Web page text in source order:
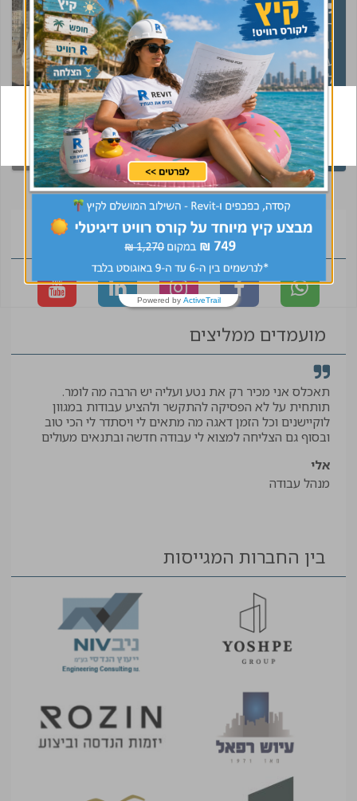
הגעתי אליכם בטעות
ונשארתי בכוונה תודה
על התאמה נהדרת
לתפקיד ומסירות ורצון
לעזור עם יחס אישי,
אלופים!
עינבראש צוות תכנון
קיבלת קסדה של
CivilEng ? עשית
שינוי בקריירה
הצטרפו לקהילה
מועמדים ממליצים
תאכלס אני מכיר רק את נטע ועליה יש הרבה מה לומר.
תותחית על לא הפסיקה להתקשר ולהציע עבודות במגוון
לוקיישנים וכל הזמן דאגה מה מתאים לי ויסתדר לי הכי טוב
ובסוף גם הצליחה למצוא לי עבודה חדשה ובתנאים מעולים
אלי
מנהל עבודה
בין החברות המגייסות
Powered by ActiveTrail